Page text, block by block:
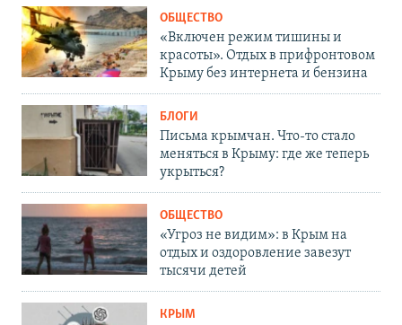
ОБЩЕСТВО
«Включен режим тишины и
красоты». Отдых в прифронтовом
Крыму без интернета и бензина
БЛОГИ
Письма крымчан. Что-то стало
меняться в Крыму: где же теперь
укрыться?
ОБЩЕСТВО
«Угроз не видим»: в Крым на
отдых и оздоровление завезут
тысячи детей
КРЫМ